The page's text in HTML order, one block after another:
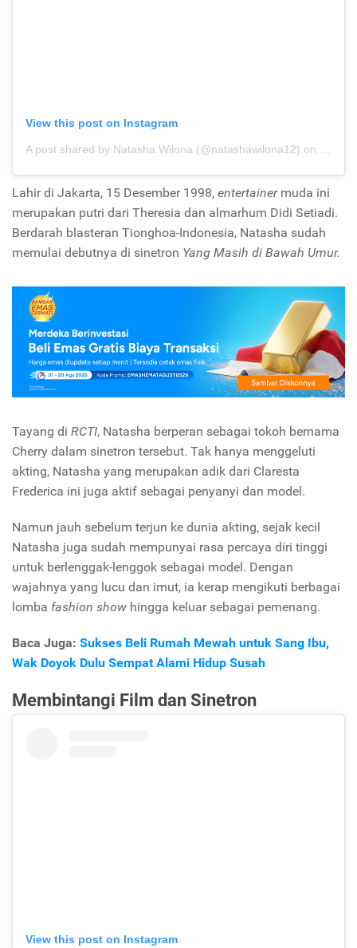
View this post on Instagram
A post shared by Natasha Wilona (@natashawilona12) on
Lahir di Jakarta, 15 Desember 1998, entertainermuda ini
merupakan putri dari Theresia dan almarhum Didi Setiadi.
Berdarah blasteran Tionghoa-Indonesia, Natasha sudah
memulai debutnya di sinetron Yang Masih di Bawah Umur.
Tayang di RCTI, Natasha berperan sebagai tokoh bernama
Cherry dalam sinetron tersebut. Tak hanya menggeluti
akting, Natasha yang merupakan adik dari Claresta
Frederica ini juga aktif sebagai penyanyi dan model.
Namun jauh sebelum terjun ke dunia akting, sejak kecil
Natasha juga sudah mempunyai rasa percaya diri tinggi
untuk berlenggak-lenggok sebagai model. Dengan
wajahnya yang lucu dan imut, ia kerap mengikuti berbagai
lomba fashion show hingga keluar sebagai pemenang.
Baca Juga: Sukses Beli Rumah Mewah untuk Sang Ibu,
Wak Doyok Dulu Sempat Alami Hidup Susah
Membintangi Film dan Sinetron
View this post on Instagram